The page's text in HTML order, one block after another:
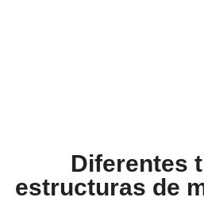
Diferentes
estructuras de